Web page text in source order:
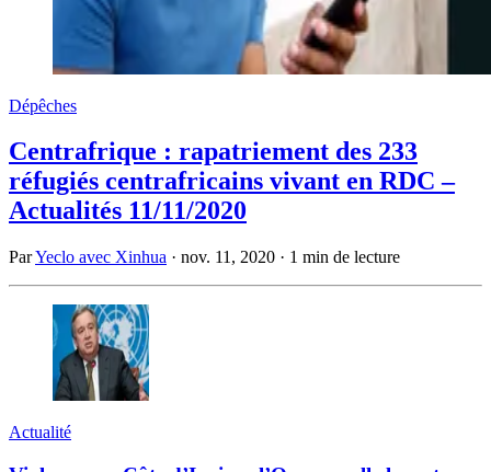
Dépêches
Centrafrique : rapatriement des 233
réfugiés centrafricains vivant en RDC –
Actualités 11/11/2020
ParYeclo avec Xinhua · nov. 11, 2020 · 1 min de lecture
Actualité